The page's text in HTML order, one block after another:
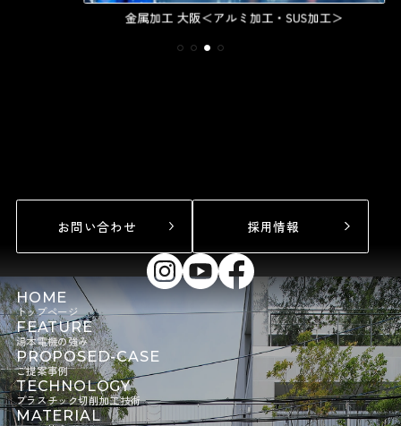
金属加工 大阪＜アルミ加工・SUS加工＞
お問い合わせ 採用情報
HOME
トップページ
FEATURE
湯本電機の強み
PROPOSED-CASE
ご提案事例
TECHNOLOGY
プラスチック切削加工技術
MATERIAL